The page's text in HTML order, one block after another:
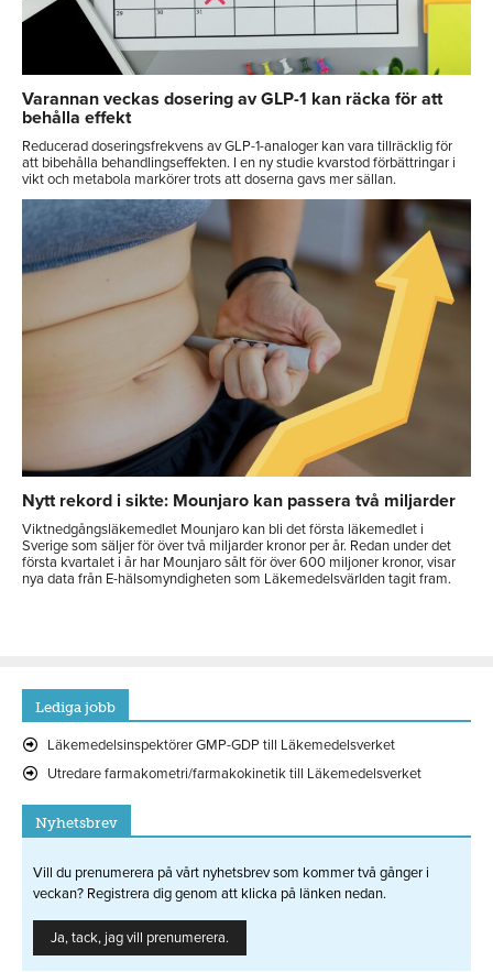
Varannan veckas dosering av GLP-1 kan räcka för att
behålla effekt
Reducerad doseringsfrekvens av GLP-1-analoger kan vara tillräcklig för
att bibehålla behandlingseffekten. I en ny studie kvarstod förbättringar i
vikt och metabola markörer trots att doserna gavs mer sällan.
Nytt rekord i sikte: Mounjaro kan passera två miljarder
Viktnedgångsläkemedlet Mounjaro kan bli det första läkemedlet i
Sverige som säljer för över två miljarder kronor per år. Redan under det
första kvartalet i år har Mounjaro sålt för över 600 miljoner kronor, visar
nya data från E-hälsomyndigheten som Läkemedelsvärlden tagit fram.
Lediga jobb
Läkemedelsinspektörer GMP-GDP till Läkemedelsverket
Utredare farmakometri/farmakokinetik till Läkemedelsverket
Nyhetsbrev
Vill du prenumerera på vårt nyhetsbrev som kommer två gånger i
veckan? Registrera dig genom att klicka på länken nedan.
Ja, tack, jag vill prenumerera.